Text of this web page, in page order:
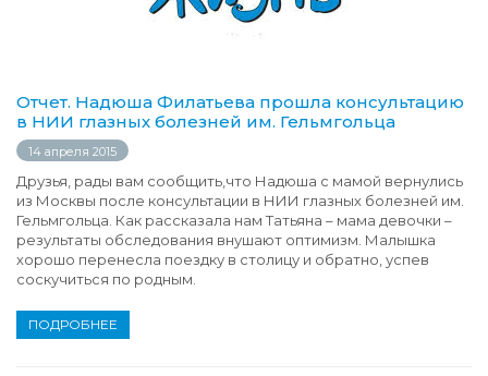
Отчет. Надюша Филатьева прошла консультацию
в НИИ глазных болезней им. Гельмгольца
14 апреля 2015
Друзья, рады вам сообщить,что Надюша с мамой вернулись
из Москвы после консультации в НИИ глазных болезней им.
Гельмгольца. Как рассказала нам Татьяна – мама девочки –
результаты обследования внушают оптимизм. Малышка
хорошо перенесла поездку в столицу и обратно, успев
соскучиться по родным.
ПОДРОБНЕЕ